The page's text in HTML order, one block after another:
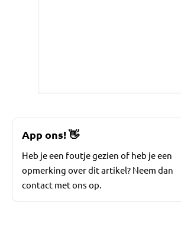
App ons!👋
Heb je een foutje gezien of heb je een
opmerking over dit artikel? Neem dan
contact met ons op.